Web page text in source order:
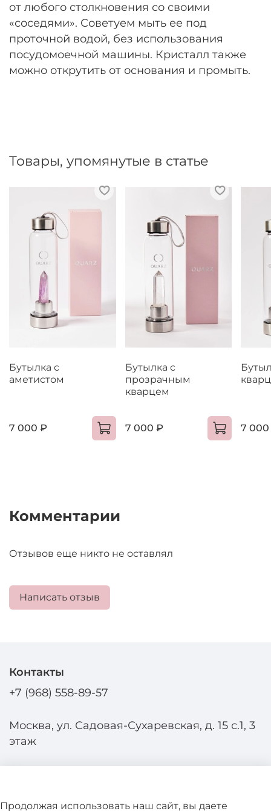
от любого столкновения со своими
«соседями». Советуем мыть ее под
проточной водой, без использования
посудомоечной машины. Кристалл также
можно открутить от основания и промыть.
Товары, упомянутые в статье
Бутылка с
аметистом
7 000 ₽
Бутылка с
прозрачным
кварцем
7 000 ₽ 7
Комментарии
Отзывов еще никто не оставлял
Написать отзыв
Контакты
+7 (968) 558-89-57
Москва, ул. Садовая-Сухаревская, д. 15 с.1, 3
этаж
Продолжая использовать наш сайт, вы даете